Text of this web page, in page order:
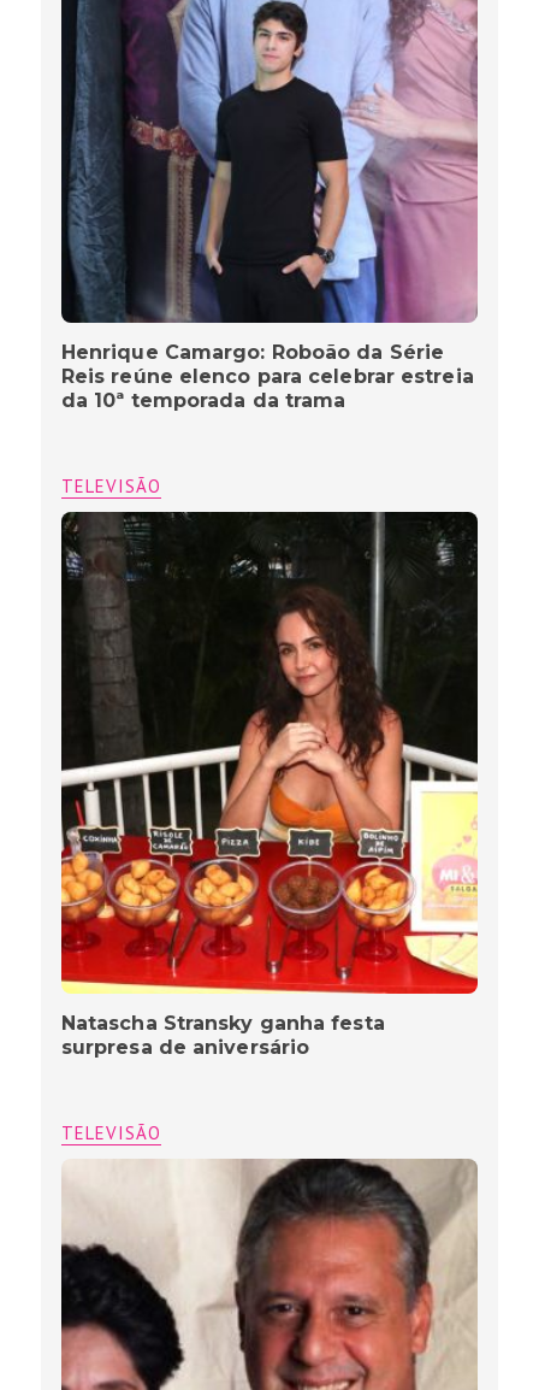
Henrique Camargo: Roboão da Série
Reis reúne elenco para celebrar estreia
da 10ª temporada da trama
TELEVISÃO
Natascha Stransky ganha festa
surpresa de aniversário
TELEVISÃO